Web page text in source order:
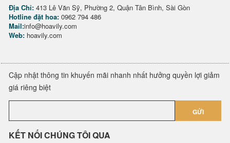
Địa Chỉ: 413 Lê Văn Sỹ, Phường 2, Quận Tân Bình, Sài Gòn
Hotline đặt hoa: 0962 794 486
Mail:info@hoavily.com
Web: hoavily.com
Cập nhật thông tin khuyến mãi nhanh nhất hưởng quyền lợi giảm
giá riêng biệt
GỬI
KẾT NỐI CHÚNG TÔI QUA